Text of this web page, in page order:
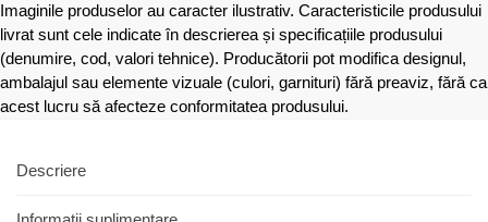
Imaginile produselor au caracter ilustrativ. Caracteristicile produsului
livrat sunt cele indicate în descrierea și specificațiile produsului
(denumire, cod, valori tehnice). Producătorii pot modifica designul,
ambalajul sau elemente vizuale (culori, garnituri) fără preaviz, fără ca
acest lucru să afecteze conformitatea produsului.
Descriere